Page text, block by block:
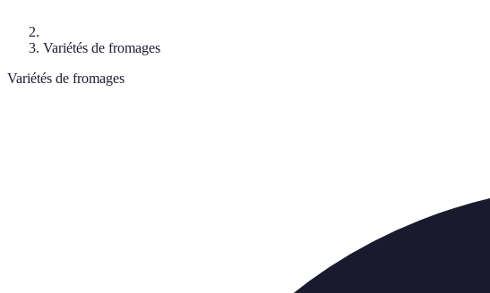
Variétés de fromages
Variétés de fromages